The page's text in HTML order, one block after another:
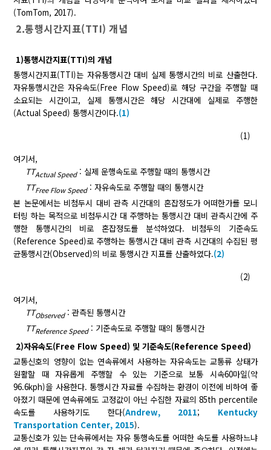
(TomTom, 2017).
2.통행시간지표(TTI) 개념
1)통행시간지표(TTI)의 개념
통행시간지표(TTI)는 자유통행시간 대비 실제 통행시간의 비로 산출한다.
자유통행시간은 자유속도(Free Flow Speed)로 해당 구간을 주행할 때
소요되는 시간이고, 실제 통행시간은 해당 시간대에 실제로 주행한
(Actual Speed) 통행시간이다.(1)
(1)
여기서,
TTActual Speed: 실제 운행속도로 주행할 때의 통행시간
TTFree Flow Speed: 자유속도로 주행할 때의 통행시간
본 논문에서는 비첨두시 대비 관측 시간대의 혼잡정도가 어떠한가를 모니
터링 하는 목적으로 비첨두시간 대 주행하는 통행시간 대비 관측시간에 주
행한 통행시간의 비로 혼잡정도를 분석하였다. 비첨두의 기준속도
(Reference Speed)로 주행하는 통행시간 대비 관측 시간대의 수집된 평
균통행시간(Observed)의 비로 통행시간 지표를 산출하였다.(2)
(2)
여기서,
TTObserved: 관측된 통행시간
TTReference Speed: 기준속도로 주행할 때의 통행시간
2)자유속도(Free Flow Speed) 및 기준속도(Reference Speed)
교통신호의 영향이 없는 연속류에서 사용하는 자유속도는 교통류 상태가
원활할 때 자유롭게 주행할 수 있는 기준으로 보통 시속60마일(약
96.6kph)을 사용한다. 통행시간 자료를 수집하는 환경이 이전에 비하여 좋
아졌기 때문에 연속류에도 고정값이 아닌 수집한 자료의 85th percentile
속도를 사용하기도 한다(Andrew, 2011; Kentucky
Transportation Center, 2015).
교통신호가 있는 단속류에서는 자유 통행속도를 어떠한 속도를 사용하느냐